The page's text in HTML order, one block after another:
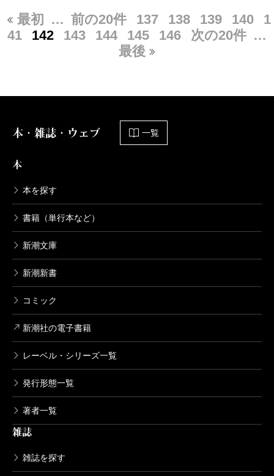
最初 … 前の20件 137 138 139 140
1
41
142 143 144 145 146 次の20件 …
最後
本・雑誌・ウェブ 一覧
本
本を探す
書籍（単行本など）
新潮文庫
新潮新書
コミック
新潮社の電子書籍
レーベル・シリーズ一覧
発行形態一覧
著者一覧
雑誌
雑誌を探す